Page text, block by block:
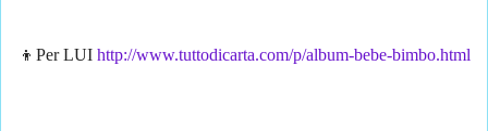
👦Per LUI http://www.tuttodicarta.com/p/album-bebe-bimbo.html